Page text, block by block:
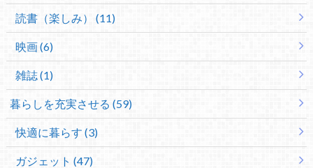
読書（楽しみ） (11)
映画 (6)
雑誌 (1)
暮らしを充実させる (59)
快適に暮らす (3)
ガジェット (47)